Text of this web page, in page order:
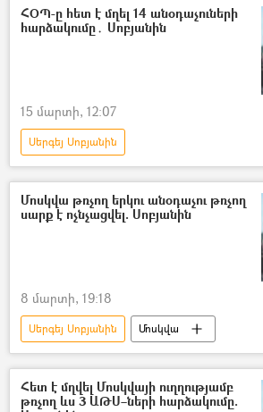
Ուկրաինա
անօդաչու թռչող սարք
Ռուսաստան
Պատերազմ
ՀՕՊ-ը հետ է մղել 14 անօդաչուների
հարձակումը․ Սոբյանին
15 մարտի, 12:07
Սերգեյ Սոբյանին
անօդաչու թռչող սարք (ԱԹՍ)
Ռուսաստան
Պատերազմ
Մոսկվա թռչող երկու անօդաչու թռչող
սարք է ոչնչացվել. Սոբյանին
8 մարտի, 19:18
Սերգեյ Սոբյանին
Մոսկվա
անօդաչու թռչող սարք (ԱԹՍ)
Ռուսաստան
Հետ է մղվել Մոսկվայի ուղղությամբ
թռչող ևս 3 ԱԹՍ–ների հարձակումը.